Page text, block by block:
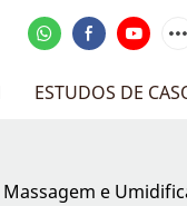
ESTUDOS DE
e